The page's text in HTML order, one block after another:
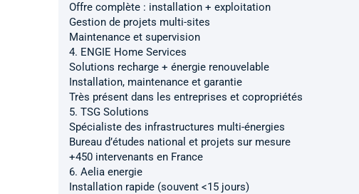
Offre complète : installation + exploitation
Gestion de projets multi-sites
Maintenance et supervision
4. ENGIE Home Services
Solutions recharge + énergie renouvelable
Installation, maintenance et garantie
Très présent dans les entreprises et copropriétés
5. TSG Solutions
Spécialiste des infrastructures multi-énergies
Bureau d’études national et projets sur mesure
+450 intervenants en France
6. Aelia energie
Installation rapide (souvent <15 jours)